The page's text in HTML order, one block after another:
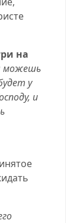
на
можешь
у
и